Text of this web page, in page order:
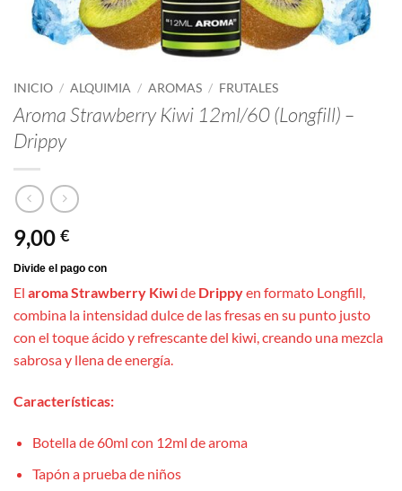
INICIO / ALQUIMIA / AROMAS / FRUTALES
Aroma Strawberry Kiwi 12ml/60 (Longfill) –
Drippy
9,00 €
El aroma Strawberry Kiwide Drippyen formato Longfill,
combina la intensidad dulce de las fresas en su punto justo
con el toque ácido y refrescante del kiwi, creando una mezcla
sabrosa y llena de energía.
Características:
Botella de 60ml con 12ml de aroma
Tapón a prueba de niños